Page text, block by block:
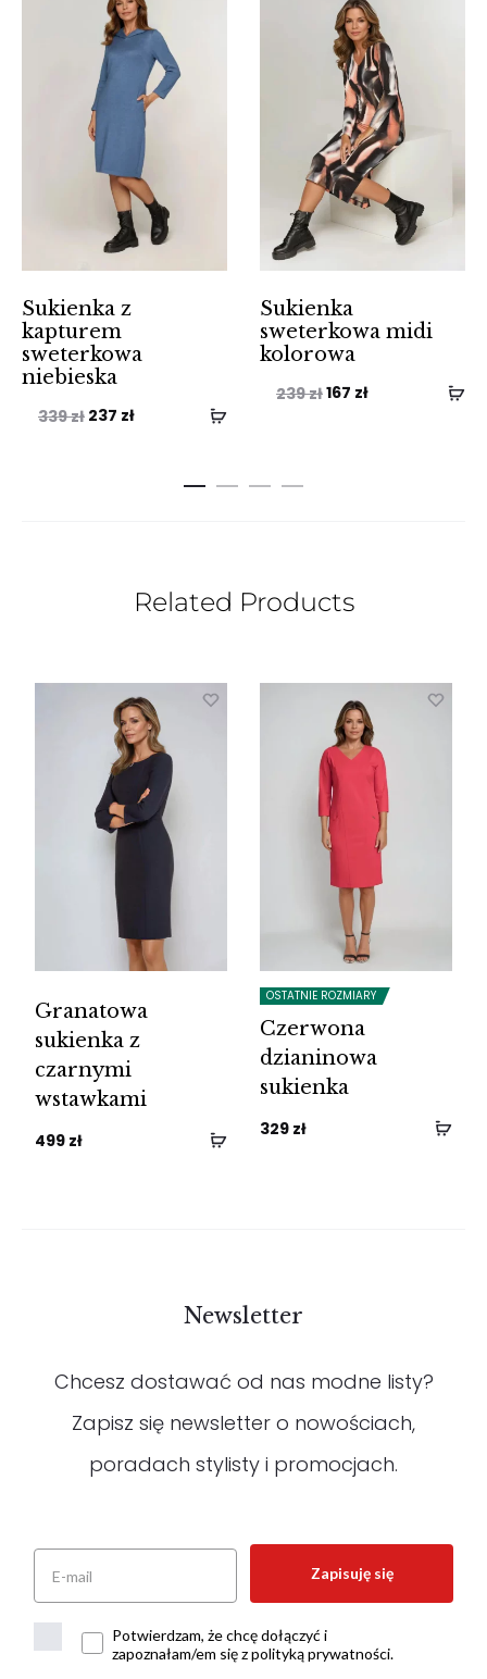
Sukienka z
kapturem
sweterkowa
niebieska
339zł Pierwotna
237 złAktualna
Sukienka
sweterkowa midi
kolorowa
239złPierwotna
167 złAktualna
Related Products
Granatowa
sukienka z
czarnymi
wstawkami
499 zł
OSTATNIE ROZMIARY
Czerwona
dzianinowa
sukienka
329 zł
Newsletter
Chcesz dostawać od nas modne listy?
Zapisz się newsletter o nowościach,
poradach stylisty i promocjach.
Zapisuję się
Potwierdzam, że chcę dołączyć i
zapoznałam/em się z polityką prywatności.